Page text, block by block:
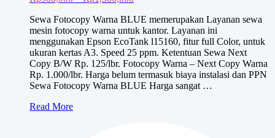
Rp900,000
hingga
Rp1,300,000
Sewa Fotocopy Warna BLUE memerupakan Layanan sewa
mesin fotocopy warna untuk kantor. Layanan ini
menggunakan Epson EcoTank l15160, fitur full Color, untuk
ukuran kertas A3. Speed 25 ppm. Ketentuan Sewa Next
Copy B/W Rp. 125/lbr. Fotocopy Warna – Next Copy Warna
Rp. 1.000/lbr. Harga belum termasuk biaya instalasi dan PPN
Sewa Fotocopy Warna BLUE Harga sangat …
Sewa
Read More